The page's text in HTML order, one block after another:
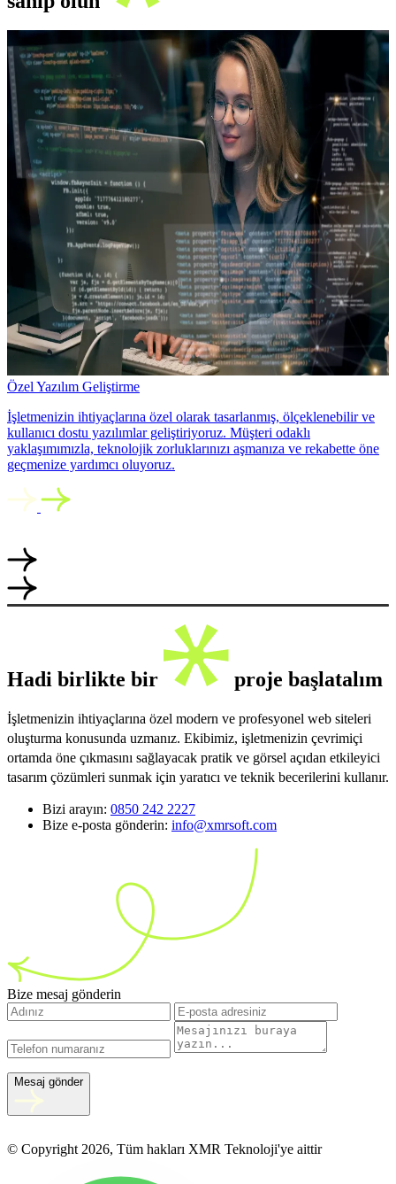
Özel Yazılım Geliştirme
İşletmenizin ihtiyaçlarına özel olarak tasarlanmış, ölçeklenebilir ve
kullanıcı dostu yazılımlar geliştiriyoruz. Müşteri odaklı
yaklaşımımızla, teknolojik zorluklarınızı aşmanıza ve rekabette öne
geçmenize yardımcı oluyoruz.
Hadi birlikte bir proje başlatalım
İşletmenizin ihtiyaçlarına özel modern ve profesyonel web siteleri
oluşturma konusunda uzmanız. Ekibimiz, işletmenizin çevrimiçi
ortamda öne çıkmasını sağlayacak pratik ve görsel açıdan etkileyici
tasarım çözümleri sunmak için yaratıcı ve teknik becerilerini kullanır.
Bizi arayın: 0850 242 2227
Bize e-posta gönderin: info@xmrsoft.com
Bize mesaj gönderin
Mesaj gönder
© Copyright 2026, Tüm hakları XMR Teknoloji'ye aittir